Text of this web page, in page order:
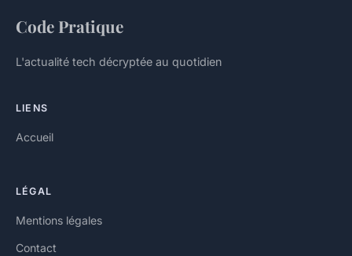
Code Pratique
L'actualité tech décryptée au quotidien
LIENS
Accueil
LÉGAL
Mentions légales
Contact